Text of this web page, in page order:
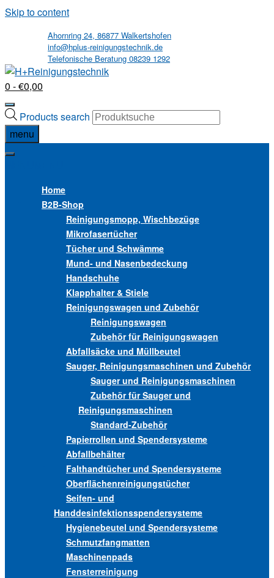
Skip to content
Ahornring 24, 86877 Walkertshofen
info@hplus-reinigungstechnik.de
Telefonische Beratung 08239 1292
0 - €0,00
Products search
menu
Home
B2B-Shop
Reinigungsmopp, Wischbezüge
Mikrofasertücher
Tücher und Schwämme
Mund- und Nasenbedeckung
Handschuhe
Klapphalter & Stiele
Reinigungswagen und Zubehör
Reinigungswagen
Zubehör für Reinigungswagen
Abfallsäcke und Müllbeutel
Sauger, Reinigungsmaschinen und Zubehör
Sauger und Reinigungsmaschinen
Zubehör für Sauger und
Reinigungsmaschinen
Standard-Zubehör
Papierrollen und Spendersysteme
Abfallbehälter
Falthandtücher und Spendersysteme
Oberflächenreinigungstücher
Seifen- und
Handdesinfektionsspendersysteme
Hygienebeutel und Spendersysteme
Schmutzfangmatten
Maschinenpads
Fensterreinigung